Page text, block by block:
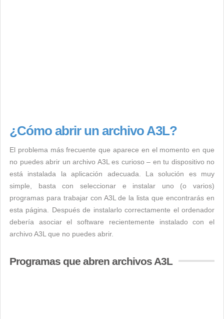
¿Cómo abrir un archivo A3L?
El problema más frecuente que aparece en el momento en que
no puedes abrir un archivo A3L es curioso – en tu dispositivo no
está instalada la aplicación adecuada. La solución es muy
simple, basta con seleccionar e instalar uno (o varios)
programas para trabajar con A3L de la lista que encontrarás en
esta página. Después de instalarlo correctamente el ordenador
debería asociar el software recientemente instalado con el
archivo A3L que no puedes abrir.
Programas que abren archivos A3L